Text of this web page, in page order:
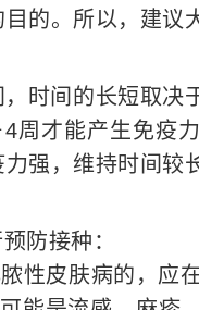
的。所以，建议
时间的长短取决
周才能产生免疫
强，维持时间较
防接种：
性皮肤病的，应